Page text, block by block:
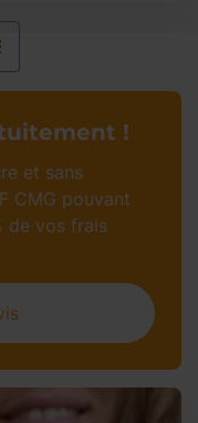
!
et sans
CMG pouvant
de vos frais